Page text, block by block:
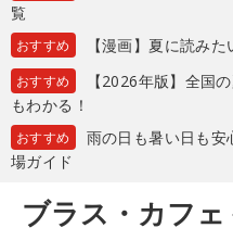
覧
おすすめ 【漫画】夏に読み
おすすめ
【2026年版】全国
もわかる！
おすすめ
雨の日も暑い日も
場ガイド
ブラス・カフェ